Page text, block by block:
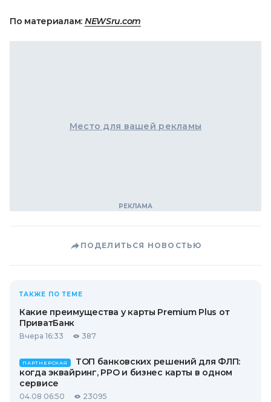
По материалам: NEWSru.com
Место для вашей рекламы
ПОДЕЛИТЬСЯ НОВОСТЬЮ
ТАКЖЕ ПО ТЕМЕ
Какие преимущества у карты Premium Plus от
ПриватБанк
Вчера 16:33 387
ПАРТНЕРСКАЯ
ТОП банковских решений для ФЛП:
когда эквайринг, РРО и бизнес карты в одном
сервисе
04.08 06:50 23095